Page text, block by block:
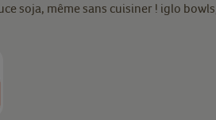
soja, même sans cuisiner ! iglo